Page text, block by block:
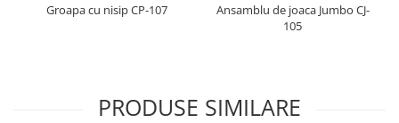
Groapa cu nisip CP-107
Ansamblu de joaca Jumbo CJ-
105
PRODUSE SIMILARE